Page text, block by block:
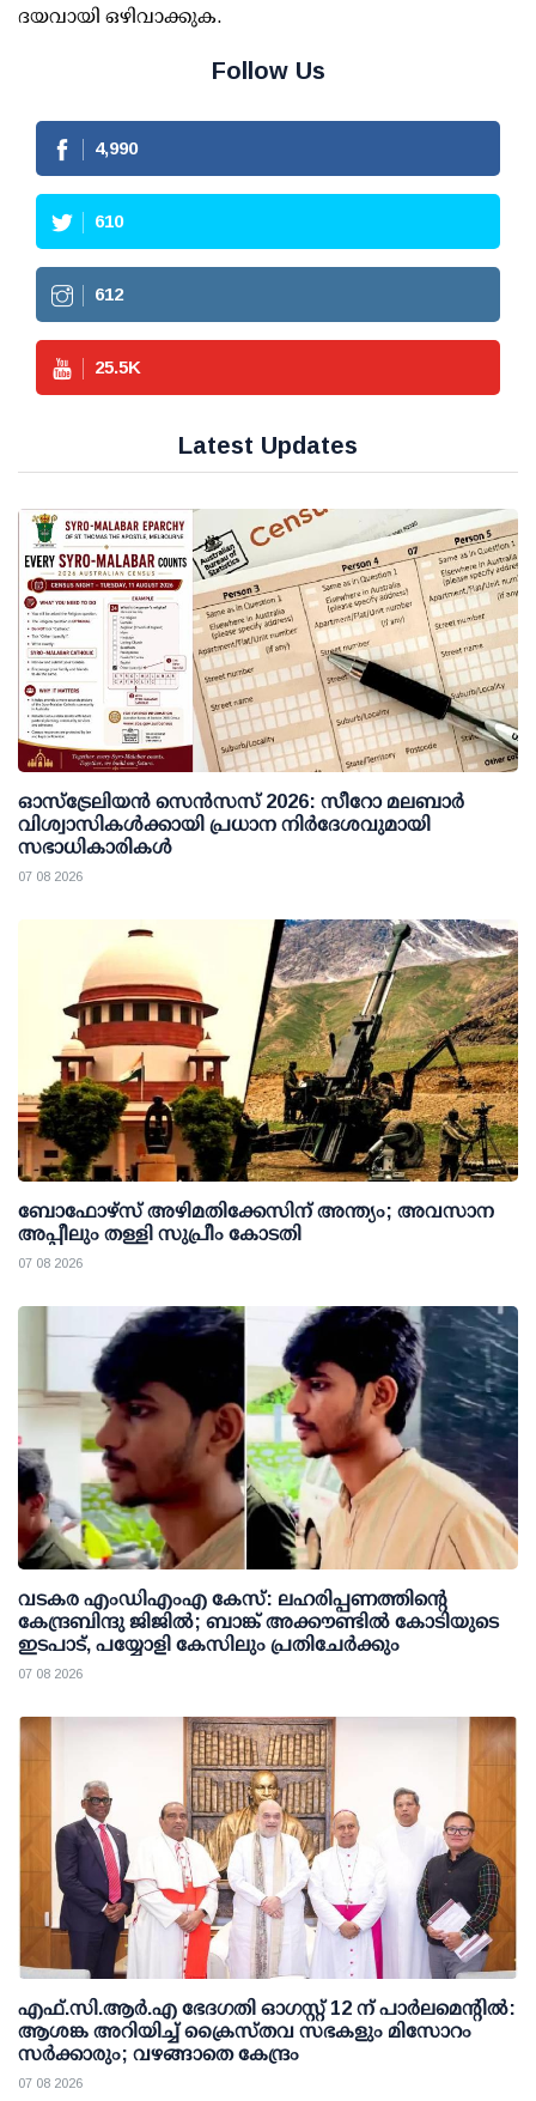
ദയവായി ഒഴിവാക്കുക.
Follow Us
4,990
610
612
25.5K
Latest Updates
ഓസ്ട്രേലിയൻ സെൻസസ് 2026: സീറോ മലബാർ
വിശ്വാസികൾക്കായി പ്രധാന നിർദേശവുമായി
സഭാധികാരികൾ
07 08 2026
ബോഫോഴ്സ് അഴിമതിക്കേസിന് അന്ത്യം; അവസാന
അപ്പീലും തള്ളി സുപ്രീം കോടതി
07 08 2026
വടകര എംഡിഎംഎ കേസ്: ലഹരിപ്പണത്തിന്റെ
കേന്ദ്രബിന്ദു ജിജില്‍; ബാങ്ക് അക്കൗണ്ടില്‍ കോടിയുടെ
ഇടപാട്, പയ്യോളി കേസിലും പ്രതിചേര്‍ക്കും
07 08 2026
എഫ്.സി.ആര്‍.എ ഭേദഗതി ഓഗസ്റ്റ് 12 ന് പാര്‍ലമെന്റില്‍:
ആശങ്ക അറിയിച്ച് ക്രൈസ്തവ സഭകളും മിസോറം
സര്‍ക്കാരും; വഴങ്ങാതെ കേന്ദ്രം
07 08 2026